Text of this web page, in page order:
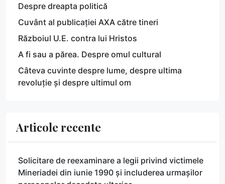
Despre dreapta politică
Cuvânt al publicației AXA către tineri
Războiul U.E. contra lui Hristos
A fi sau a părea. Despre omul cultural
Câteva cuvinte despre lume, despre ultima
revoluție și despre ultimul om
Articole recente
Solicitare de reexaminare a legii privind victimele
Mineriadei din iunie 1990 și includerea urmașilor